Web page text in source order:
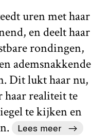
uren met haar
en deelt haar
rondingen,
ademsnakkende
Dit lukt haar nu,
haar realiteit te
te kijken en
Lees meer